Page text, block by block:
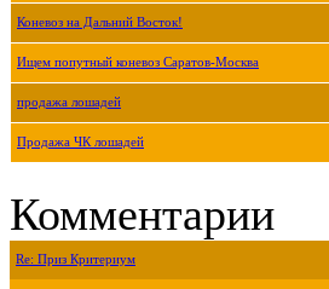
Коневоз на Дальний Восток!
Ищем попутный коневоз Саратов-Москва
продажа лошадей
Продажа ЧК лошадей
Комментарии
Re: Приз Критериум